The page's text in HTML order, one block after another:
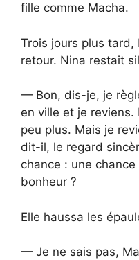
fille comme Macha.
Trois jours plus
retour. Nina restait
— Bon, dis-je, je
en ville et je reviens.
peu plus. Mais je
dit-il, le regard
chance : une
bonheur ?
Elle haussa les
— Je ne sais pas,